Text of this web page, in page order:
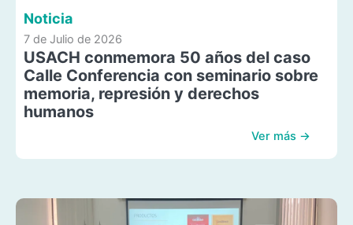
Noticia
7 de Julio de 2026
USACH conmemora 50 años del caso
Calle Conferencia con seminario sobre
memoria, represión y derechos
humanos
Ver más →